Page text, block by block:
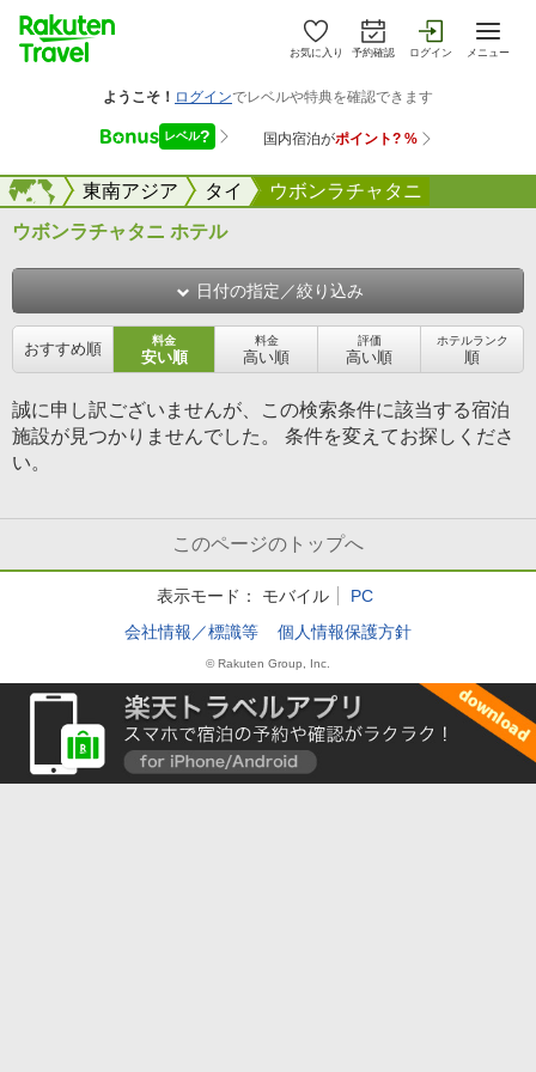
お気に入り 予約確認 ログイン メニュー
海外東南アジア タイ ウボンラチャタニ
海外
ウボンラチャタニ ホテル
日付の指定／絞り込み
おすすめ順 料金
安い順
料金
高い順
評価
高い順
ホテルランク
順
誠に申し訳ございませんが、この検索条件に該当する宿泊
施設が見つかりませんでした。 条件を変えてお探しくださ
い。
このページのトップへ
表示モード： モバイル
PC
会社情報／標識等
個人情報保護方針
© Rakuten Group, Inc.